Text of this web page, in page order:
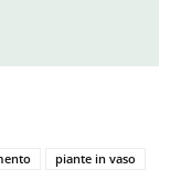
piante in vaso